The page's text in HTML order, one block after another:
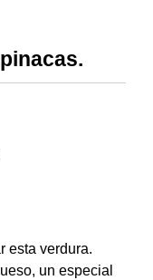
esta verdura.
un especial